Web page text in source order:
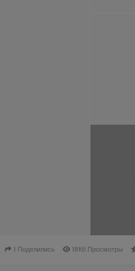
1 Поделились 18Кб Просмотры